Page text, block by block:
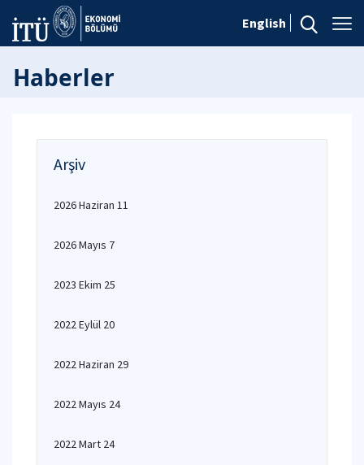
English
Haberler
Arşiv
2026 Haziran 11
2026 Mayıs 7
2023 Ekim 25
2022 Eylül 20
2022 Haziran 29
2022 Mayıs 24
2022 Mart 24